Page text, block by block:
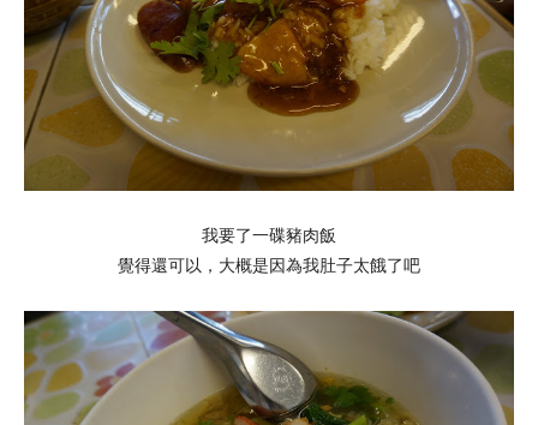
我要了一碟豬肉飯
覺得還可以，大概是因為我肚子太餓了吧